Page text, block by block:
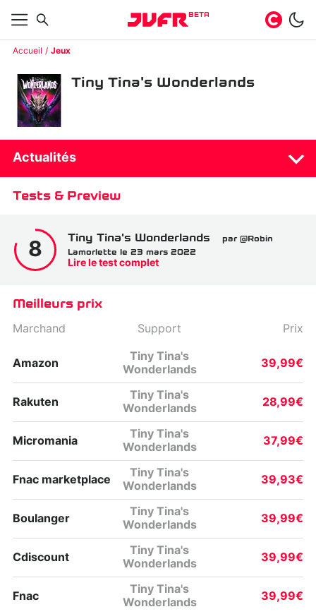
BETA
Accueil Jeux
Tiny Tina's Wonderlands
Actualités
Tests & Preview
8
Tiny Tina's Wonderlands
par @Robin
Lamorlette le 23 mars 2022
Lire le test complet
Meilleurs prix
Marchand Support Prix
Amazon
Tiny Tina's
Wonderlands
39,99€
Rakuten
Tiny Tina's
Wonderlands
28,99€
Micromania
Tiny Tina's
Wonderlands
37,99€
Fnac marketplace
Tiny Tina's
Wonderlands
39,93€
Boulanger
Tiny Tina's
Wonderlands
39,99€
Cdiscount
Tiny Tina's
Wonderlands
39,99€
Fnac
Tiny Tina's
Wonderlands
39,99€